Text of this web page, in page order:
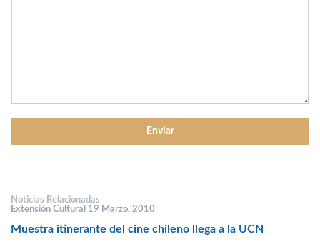
Noticias Relacionadas
Extensión Cultural 19 Marzo, 2010
Muestra itinerante del cine chileno llega a la UCN